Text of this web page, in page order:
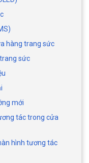
hàng trang sức
sức
mới
tác trong cửa
hình tương tác